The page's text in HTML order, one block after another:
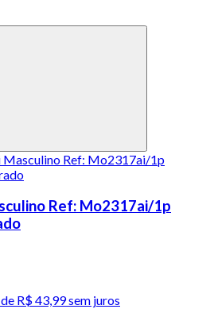
Ref: Mo2317ai/1p
R$ 43,99 sem juros